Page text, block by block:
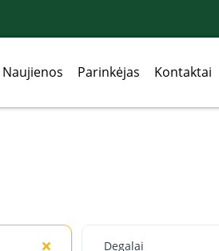
Naujienos Parinkėjas Kontaktai